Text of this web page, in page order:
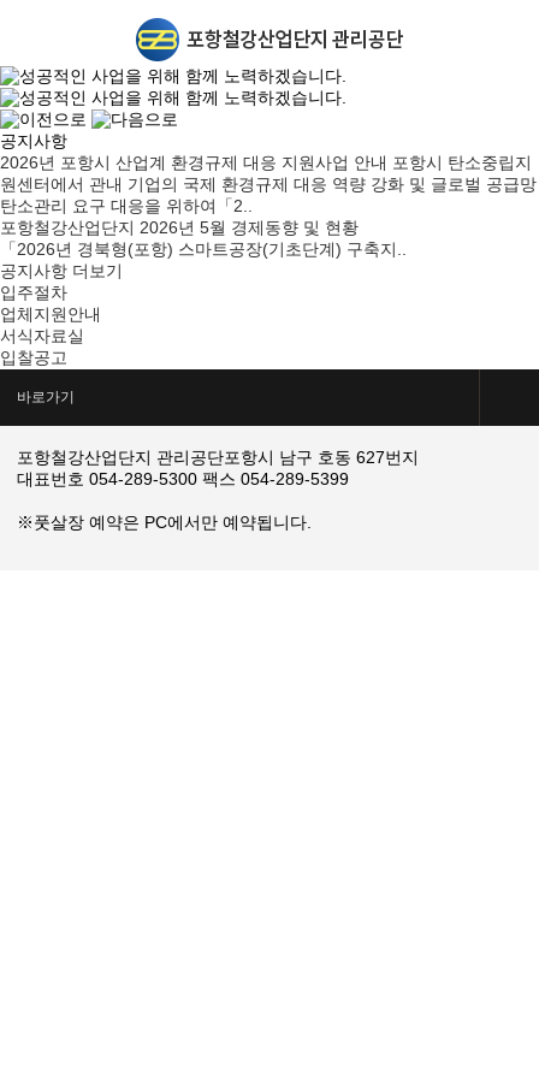
공지사항
2026년 포항시 산업계 환경규제 대응 지원사업 안내 포항시 탄소중립지
원센터에서 관내 기업의 국제 환경규제 대응 역량 강화 및 글로벌 공급망
탄소관리 요구 대응을 위하여「2..
포항철강산업단지 2026년 5월 경제동향 및 현황
「2026년 경북형(포항) 스마트공장(기초단계) 구축지..
공지사항 더보기
입주절차
업체지원안내
서식자료실
입찰공고
바로가기
포항철강산업단지 관리공단포항시 남구 호동 627번지
대표번호 054-289-5300 팩스 054-289-5399
※풋살장 예약은 PC에서만 예약됩니다.